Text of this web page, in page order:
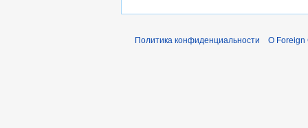
Политика конфиденциальности О Foreign